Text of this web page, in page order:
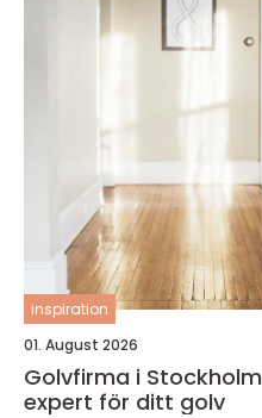
inspiration
01. August 2026
Golvfirma i
expert för ditt golv